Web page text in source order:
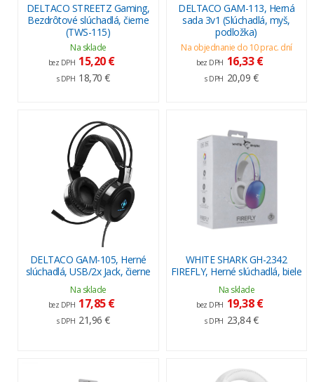
DELTACO STREETZ Gaming,
Bezdrôtové slúchadlá, čierne
(TWS-115)
Na sklade
bez DPH 15,20 €
s DPH 18,70 €
DELTACO GAM-113, Herná
sada 3v1 (Slúchadlá, myš,
podložka)
Na objednanie do 10 prac. dní
bez DPH 16,33 €
s DPH 20,09 €
DELTACO GAM-105, Herné
slúchadlá, USB/2x Jack, čierne
Na sklade
bez DPH 17,85 €
s DPH 21,96 €
WHITE SHARK GH-2342
FIREFLY, Herné slúchadlá, biele
Na sklade
bez DPH 19,38 €
s DPH 23,84 €